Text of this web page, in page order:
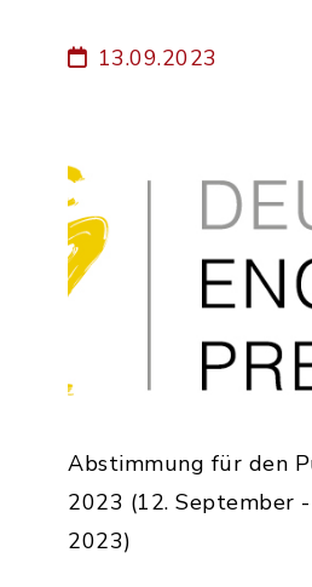
13.09.2023
Abstimmung für den
2023 (12. September
2023)